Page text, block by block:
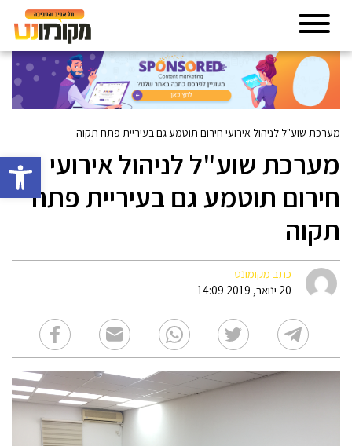
פתח
מערכת שוע"ל לניהול אירועי חירום תוטמע גם בעיריית פתח תקוה
מערכת שוע"ל לניהול אירועי
חירום תוטמע גם בעיריית פתח
תקוה
כתב מקומונט
20 ינואר, 2019 14:09